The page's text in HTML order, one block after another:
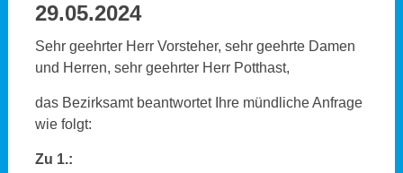
29.05.2024
Sehr geehrter Herr Vorsteher, sehr geehrte Damen
und Herren, sehr geehrter Herr Potthast,
das Bezirksamt beantwortet Ihre mündliche Anfrage
wie folgt:
Zu 1.: